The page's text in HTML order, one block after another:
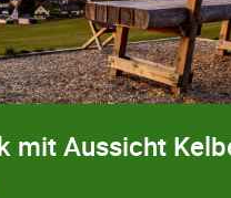
mit Aussicht